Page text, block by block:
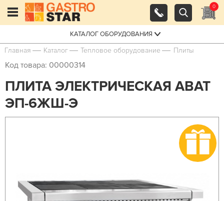
0
КАТАЛОГ ОБОРУДОВАНИЯ
Главная Каталог Тепловое оборудование Плиты
Код товара: 00000314
ПЛИТА ЭЛЕКТРИЧЕСКАЯ ABAT
ЭП-6ЖШ-Э